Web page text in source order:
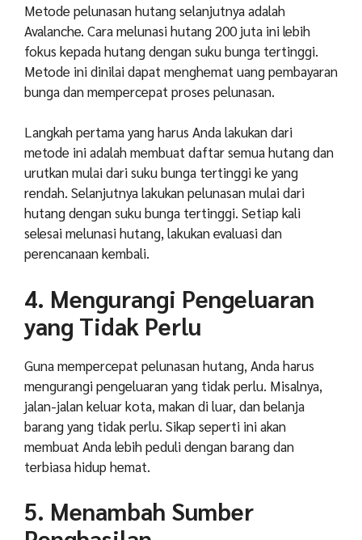
Metode pelunasan hutang selanjutnya adalah
Avalanche. Cara melunasi hutang 200 juta ini lebih
fokus kepada hutang dengan suku bunga tertinggi.
Metode ini dinilai dapat menghemat uang pembayaran
bunga dan mempercepat proses pelunasan.
Langkah pertama yang harus Anda lakukan dari
metode ini adalah membuat daftar semua hutang dan
urutkan mulai dari suku bunga tertinggi ke yang
rendah. Selanjutnya lakukan pelunasan mulai dari
hutang dengan suku bunga tertinggi. Setiap kali
selesai melunasi hutang, lakukan evaluasi dan
perencanaan kembali.
4. Mengurangi Pengeluaran
yang Tidak Perlu
Guna mempercepat pelunasan hutang, Anda harus
mengurangi pengeluaran yang tidak perlu. Misalnya,
jalan-jalan keluar kota, makan di luar, dan belanja
barang yang tidak perlu. Sikap seperti ini akan
membuat Anda lebih peduli dengan barang dan
terbiasa hidup hemat.
5. Menambah Sumber